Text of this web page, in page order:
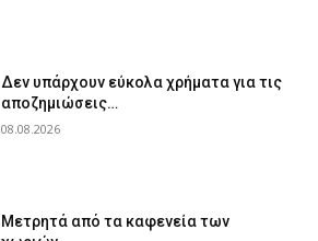
Δεν υπάρχουν εύκολα χρήματα για τις
αποζημιώσεις…
08.08.2026
Μετρητά από τα καφενεία των